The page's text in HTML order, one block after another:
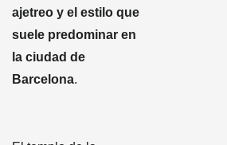
ajetreo y el estilo que
suele predominar en
la ciudad de
Barcelona.